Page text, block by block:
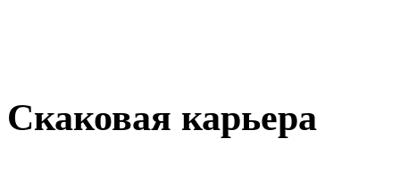
Скаковая карьера